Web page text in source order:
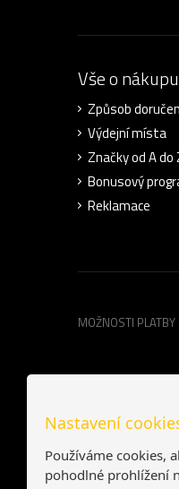
Vše o nákupu
Způsob
Výdejní místa
Značky od A do
Bonusový
Reklamace
MOŽNOSTI PLATBY
Nastavení
Používáme cookies,
pohodlné prohlížení